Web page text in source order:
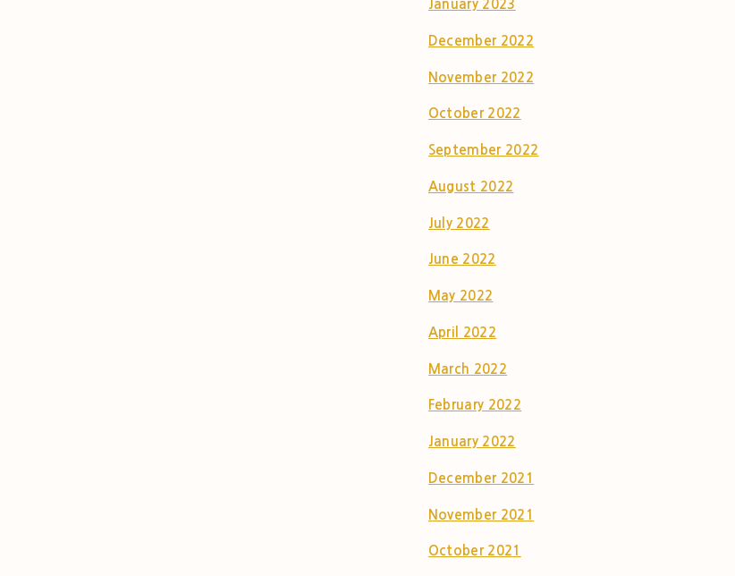
January 2023
December 2022
November 2022
October 2022
September 2022
August 2022
July 2022
June 2022
May 2022
April 2022
March 2022
February 2022
January 2022
December 2021
November 2021
October 2021